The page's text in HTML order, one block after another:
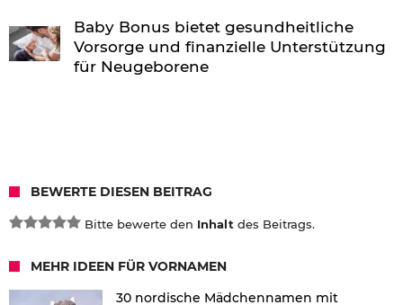
Baby Bonus bietet gesundheitliche
Vorsorge und finanzielle Unterstützung
für Neugeborene
BEWERTE DIESEN BEITRAG
Bitte bewerte den Inhalt des Beitrags.
MEHR IDEEN FÜR VORNAMEN
30 nordische Mädchennamen mit